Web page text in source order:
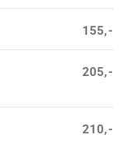
155,-
205,-
210,-